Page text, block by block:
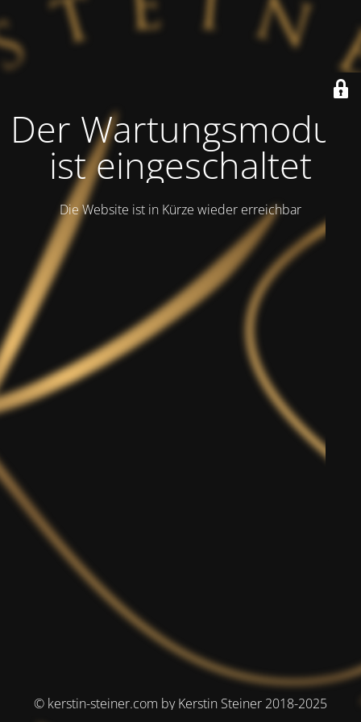
Der Wartungsmodus
ist eingeschaltet
Die Website ist in Kürze wieder erreichbar
© kerstin-steiner.com by Kerstin Steiner 2018-2025